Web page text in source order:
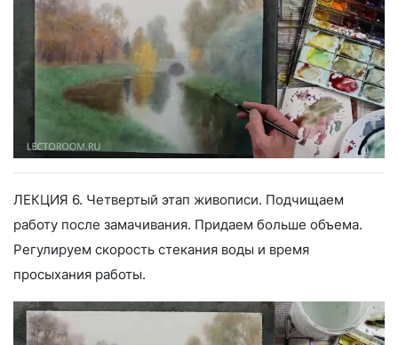
ЛЕКЦИЯ 6. Четвертый этап живописи. Подчищаем
работу после замачивания. Придаем больше объема.
Регулируем скорость стекания воды и время
просыхания работы.